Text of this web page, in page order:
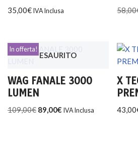
35,00€ IVA Inclusa 58,00
ESAURITO
In offerta!
WAG FANALE 3000
LUMEN
109,00€ 89,00€ IVA Inclusa
X
43,00